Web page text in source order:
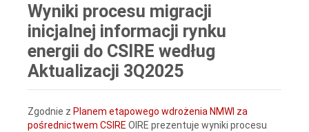
Wyniki procesu migracji
inicjalnej informacji rynku
energii do CSIRE według
Aktualizacji 3Q2025
Zgodnie z Planem etapowego wdrożenia NMWI za
pośrednictwem CSIRE OIRE prezentuje wyniki procesu